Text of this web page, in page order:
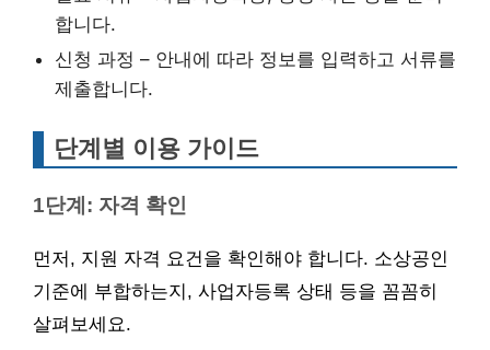
합니다.
신청 과정 – 안내에 따라 정보를 입력하고 서류를
제출합니다.
단계별 이용 가이드
1단계: 자격 확인
먼저, 지원 자격 요건을 확인해야 합니다. 소상공인
기준에 부합하는지, 사업자등록 상태 등을 꼼꼼히
살펴보세요.